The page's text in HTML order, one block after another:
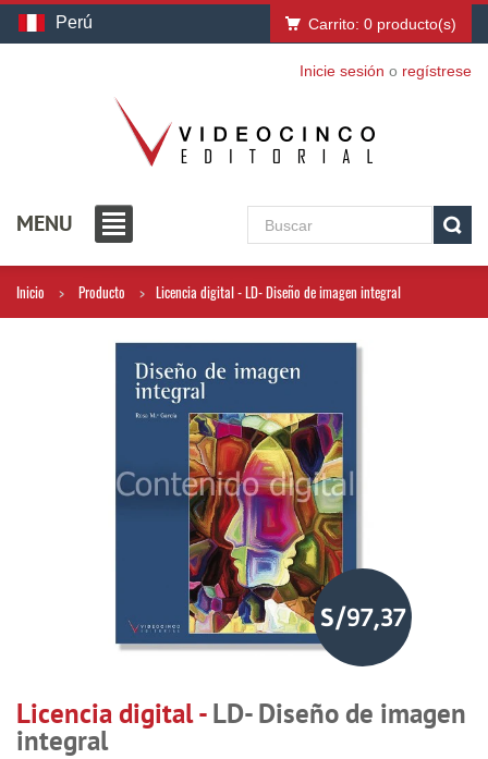
Perú Carrito: 0 producto(s)
Inicie sesión o regístrese
MENU
Inicio Producto Licencia digital - LD- Diseño de imagen integral
S/97,37
Licencia digital -LD- Diseño de imagen
integral